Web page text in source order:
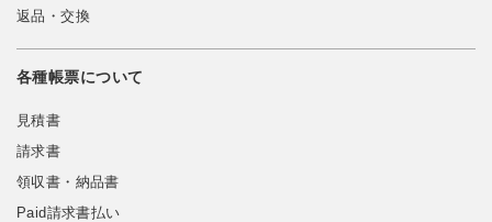
返品・交換
各種帳票について
見積書
請求書
領収書・納品書
Paid請求書払い